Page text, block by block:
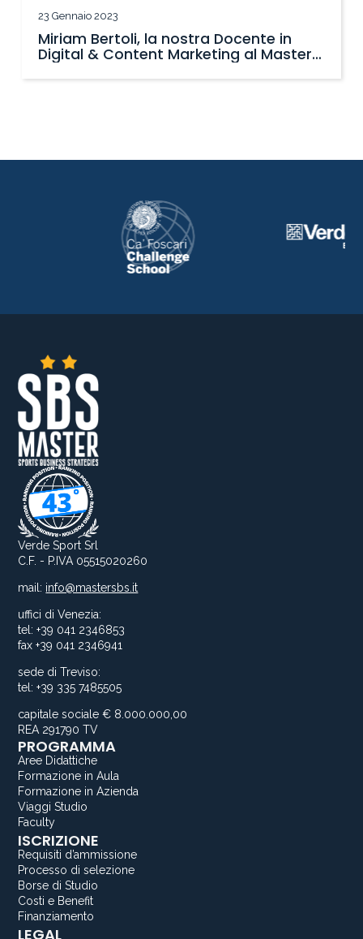
23 Gennaio 2023
Miriam Bertoli, la nostra Docente in
Digital & Content Marketing al Master
Verde Sport Srl
C.F. - P.IVA 05515020260
mail: info@mastersbs.it
uffici di Venezia:
tel: +39 041 2346853
fax +39 041 2346941
sede di Treviso:
tel: +39 335 7485505
capitale sociale € 8.000.000,00
REA 291790 TV
PROGRAMMA
Aree Didattiche
Formazione in Aula
Formazione in Azienda
Viaggi Studio
Faculty
ISCRIZIONE
Requisiti d’ammissione
Processo di selezione
Borse di Studio
Costi e Benefit
Finanziamento
LEGAL